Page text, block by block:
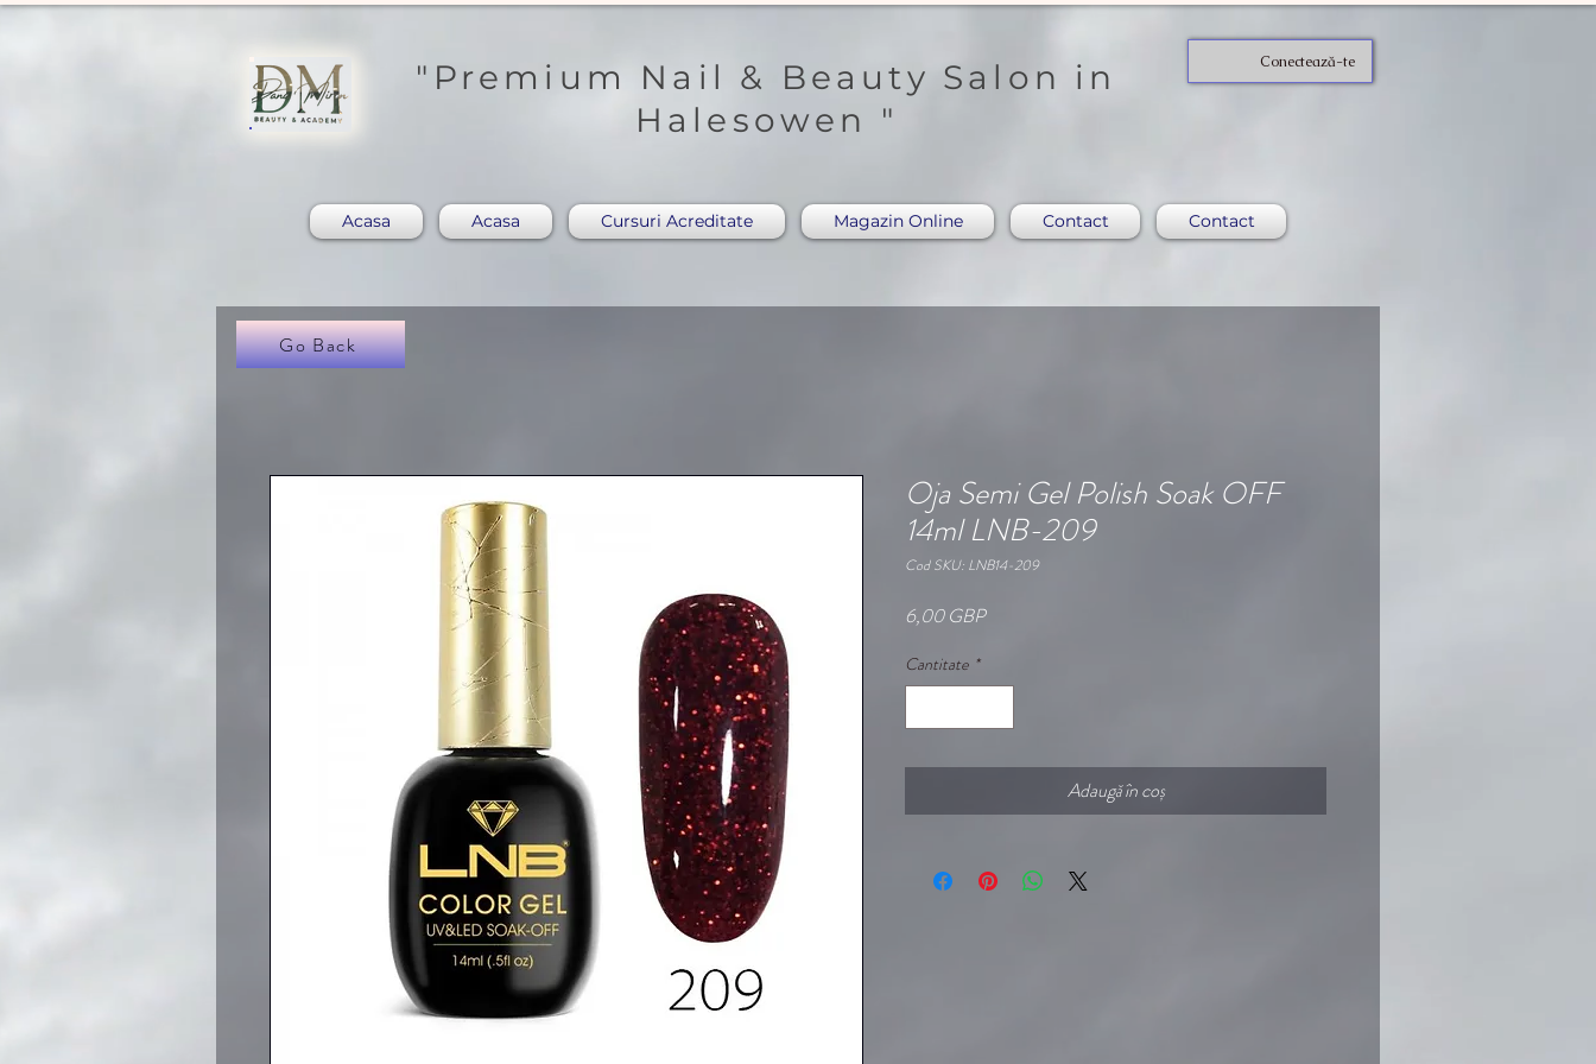
"Premium Nail & Beauty Salon in
Halesowen "
Conectează-te
Acasa Acasa Cursuri Acreditate Magazin Online Contact Contact
Oja Semi Gel Polish Soak OFF
14ml LNB-209
Cod SKU: LNB14-209
6,00 GBPPreț
Cantitate *
Adaugă în coș
Go Back